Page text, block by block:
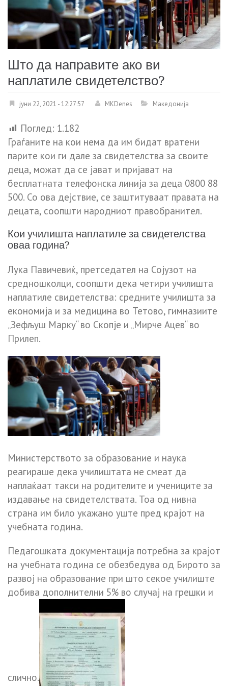
Што да направите ако ви
наплатиле свидетелство?
јуни 22, 2021 - 12:27:57 MKDenes Македонија
Поглед: 1.182
Граѓаните на кои нема да им бидат вратени
парите кои ги дале за свидетелства за своите
деца, можат да се јават и пријават на
бесплатната телефонска линија за деца 0800 88
500. Со ова дејствие, се заштитуваат правата на
децата, соопшти народниот правобранител.
Кои училишта наплатиле за свидетелства
оваа година?
Лука Павичевиќ, претседател на Сојузот на
средношколци, соопшти дека четири училишта
наплатиле свидетелства: средните училишта за
економија и за медицина во Тетово, гимназиите
„Зефљуш Марку“ во Скопје и „Мирче Ацев“ во
Прилеп.
Министерството за образование и наука
реагираше дека училиштата не смеат да
наплаќаат такси на родителите и учениците за
издавање на свидетелствата. Тоа од нивна
страна им било укажано уште пред крајот на
учебната година.
Педагошката документација потребна за крајот
на учебната година се обезбедува од Бирото за
развој на образование при што секое училиште
добива дополнителни 5% во случај на грешки и
слично.